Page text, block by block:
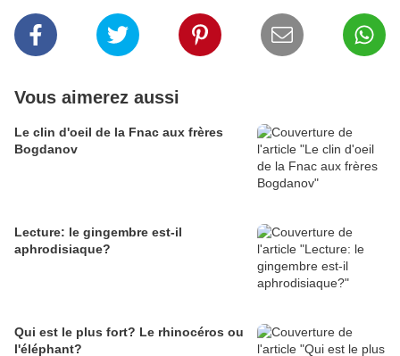
Vous aimerez aussi
Le clin d'oeil de la Fnac aux frères
Bogdanov
Lecture: le gingembre est-il
aphrodisiaque?
Qui est le plus fort? Le rhinocéros ou
l'éléphant?